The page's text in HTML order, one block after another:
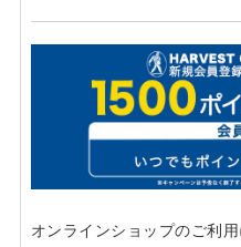
オンラインショップのご利